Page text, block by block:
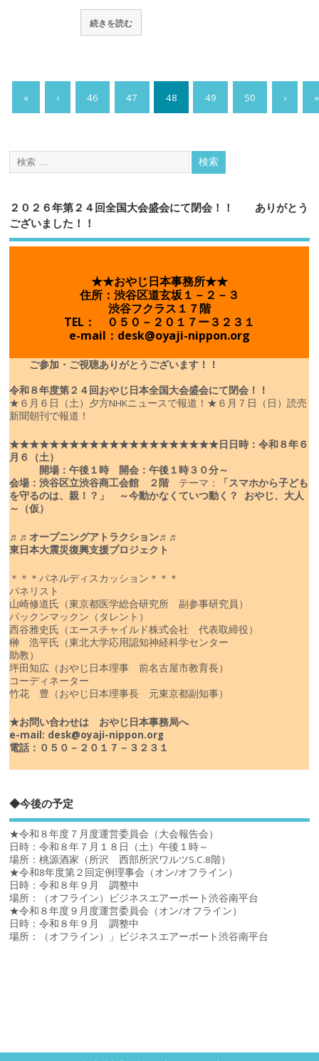
続きを読む
« ‹ 46 47 48 49 50 › »
２０２６年第２４回全国大会盛会にて閉会！！ ありがとう
ございました！！
★★おやじ日本事務所★★
住所：渋谷区道玄坂１－２－３
渋谷フクラス１７階
TEL： ０５０－２０１７ー３２３１
e-mail：desk@oyaji-nippon.org
ご参加・ご視聴ありがとうございます！！
令和８年度第２４回おやじ日本全国大会盛会にて閉会！！
★６月６日（土）夕方NHKニュースで報道！ ★６月７日（日）読売
新聞朝刊で報道！
★★★★★★★★★★★★★★★★★★★★★日 日時：令和８年６
月６（土）
開場：午後１時 開会：午後１時３０分～
会場：渋谷区立渋谷商工会館 ２階 テーマ：
「スマホから子ども
を守るのは、親！？」
～今動かなくていつ動く？ おやじ、大人
～（仮）
♬♬オープニングアトラクション♬♬
東日本大震災復興支援プロジェクト
＊＊＊パネルディスカッション＊＊＊
パネリスト
山崎修道氏（東京都医学総合研究所 副参事研究員）
パックンマックン（タレント）
西谷雅史氏（エースチャイルド株式会社 代表取締役）
榊 浩平氏（東北大学応用認知神経科学センター
助教）
坪田知広（おやじ日本理事 前名古屋市教育長）
コーディネーター
竹花 豊（おやじ日本理事長 元東京都副知事）
★お問い合わせは おやじ日本事務局へ
e-mail: desk@oyaji-nippon.org
電話：０５０－２０１７－３２３１
◆今後の予定
★令和８年度７月度運営委員会（大会報告会）
日時：令和８年７月１８日（土）午後１時～
場所：桃源酒家（所沢 西部所沢ワルツS.C.8階）
★令和8年度第２回定例理事会（オン/オフライン）
日時：令和８年９月 調整中
場所：（オフライン）ビジネスエアーポート渋谷南平台
★令和８年度９月度運営委員会（オン/オフライン）
日時：令和８年９月 調整中
場所：（オフライン）」ビジネスエアーポート渋谷南平台